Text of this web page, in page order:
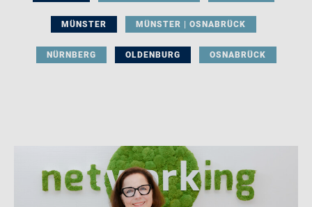
MÜNSTER MÜNSTER | OSNABRÜCK
NÜRNBERG OLDENBURG OSNABRÜCK